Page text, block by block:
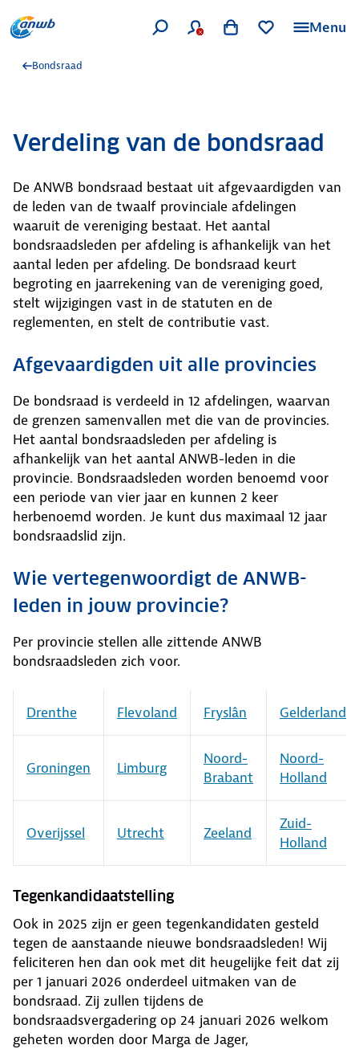
Menu
Bondsraad
Verdeling van de bondsraad
De ANWB bondsraad bestaat uit afgevaardigden van
de leden van de twaalf provinciale afdelingen
waaruit de vereniging bestaat. Het aantal
bondsraadsleden per afdeling is afhankelijk van het
aantal leden per afdeling. De bondsraad keurt
begroting en jaarrekening van de vereniging goed,
stelt wijzigingen vast in de statuten en de
reglementen, en stelt de contributie vast.
Afgevaardigden uit alle provincies
De bondsraad is verdeeld in 12 afdelingen, waarvan
de grenzen samenvallen met die van de provincies.
Het aantal bondsraadsleden per afdeling is
afhankelijk van het aantal ANWB-leden in die
provincie. Bondsraadsleden worden benoemd voor
een periode van vier jaar en kunnen 2 keer
herbenoemd worden. Je kunt dus maximaal 12 jaar
bondsraadslid zijn.
Wie vertegenwoordigt de ANWB-
leden in jouw provincie?
Per provincie stellen alle zittende ANWB
bondsraadsleden zich voor.
Drenthe Flevoland Fryslân Gelderland
Groningen Limburg
Noord-
Brabant
Noord-
Holland
Overijssel Utrecht Zeeland
Zuid-
Holland
Tegenkandidaatstelling
Ook in 2025 zijn er geen tegenkandidaten gesteld
tegen de aanstaande nieuwe bondsraadsleden! Wij
feliciteren hen dan ook met dit heugelijke feit dat zij
per 1 januari 2026 onderdeel uitmaken van de
bondsraad. Zij zullen tijdens de
bondsraadsvergadering op 24 januari 2026 welkom
geheten worden door Marga de Jager,